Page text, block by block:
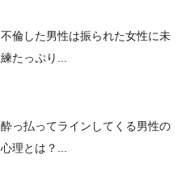
不倫した男性は振られた女性に未
練たっぷり...
酔っ払ってラインしてくる男性の
心理とは？...